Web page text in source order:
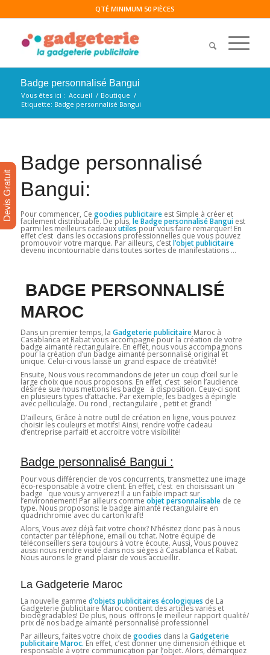
QTÉ MINIMUM 50 PIÈCES
Badge personnalisé Bangui
Vous êtes ici : Accueil / Boutique /
Etiquette: Badge personnalisé Bangui
Badge personnalisé
Bangui:
Pour commencer, Ce goodies publicitaireest Simple à créer et
facilement distribuable. De plus, le Badge personnalisé Bangui est
parmi les meilleurs cadeauxutiles pour vous faire remarquer! En
effet c’est dans les occasions professionnelles que vous pouvez
promouvoir votre marque. Par ailleurs, c’estl’objet publicitaire
devenu incontournable dans toutes sortes de manifestations …
BADGE PERSONNALISÉ
MAROC
Dans un premier temps, la Gadgeterie publicitaireMaroc à
Casablanca et Rabat vous accompagne pour la création de votre
badge aimanté rectangulaire. En effet, nous vous accompagnons
pour la création d’un badge aimanté personnalisé original et
unique. Celui-ci vous laisse un grand espace de créativité!
Ensuite, Nous vous recommandons de jeter un coup d’œil sur le
large choix que nous proposons. En effet, c’est selon l’audience
désirée sue nous mettons les badge à disposition. Ceux-ci sont
en plusieurs types d’attache. Par exemple, les badges à épingle
avec pelliculage. Ou rond , rectangulaire , petit et grand!
D’ailleurs, Grâce à notre outil de création en ligne, vous pouvez
choisir les couleurs et motifs! Ainsi, rendre votre cadeau
d’entreprise parfait! et accroitre votre visibilité!
Badge personnalisé Bangui :
Pour vous différencier de vos concurrents, transmettez une image
éco-responsable à votre client. En effet, c’est en choisissant un
badge que vous y arriverez! Il a un faible impact sur
l’environnement! Par ailleurs comme objet personnalisablede ce
type. Nous proposons: le badge aimanté rectangulaire en
quadrichromie avec du carton kraft!
Alors, Vous avez déjà fait votre choix? N’hésitez donc pas à nous
contacter par téléphone, email ou tchat. Notre équipe de
téléconseillers sera toujours à votre écoute. Aussi, Vous pouvez
aussi nous rendre visite dans nos sièges à Casablanca et Rabat.
Nous aurons le grand plaisir de vous accueillir.
La Gadgeterie Maroc
La nouvelle gamme d’objets publicitaires écologiques de La
Gadgeterie publicitaire Maroc contient des articles variés et
biodégradables! De plus, nous offrons le meilleur rapport qualité/
prix de nos badge aimanté personnalisé professionnel
Par ailleurs, faites votre choix de goodies dans la Gadgeterie
publicitaire Maroc. En effet, c’est donner une dimension éthique et
responsable à votre communication par l’objet. Alors, démarquez
Devis Gratuit